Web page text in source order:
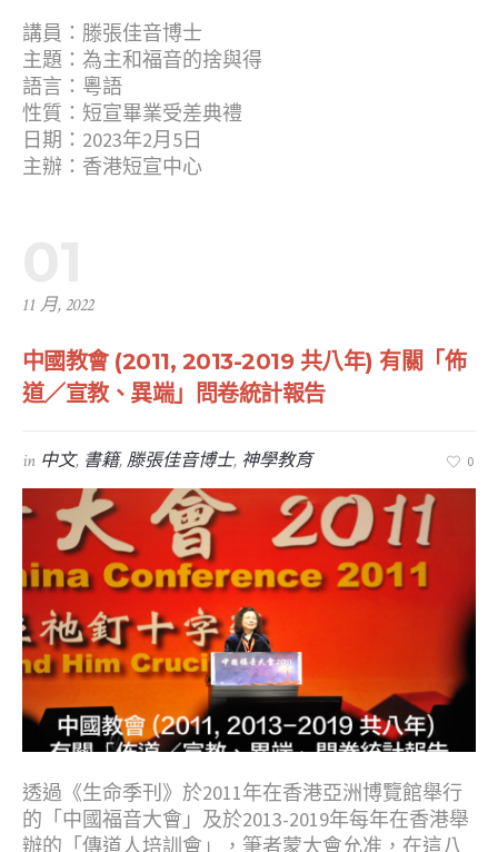
講員：滕張佳音博士
主題：為主和福音的捨與得
語言：粵語
性質：短宣畢業受差典禮
日期：2023年2月5日
主辦：香港短宣中心
11 月, 2022
中國教會 (2011, 2013-2019 共八年) 有關「佈
道／宣教、異端」問卷統計報告
in 中文, 書籍,滕張佳音博士, 神學教育 0
透過《生命季刊》於2011年在香港亞洲博覽館舉行
的「中國福音大會」及於2013-2019年每年在香港舉
辦的「傳道人培訓會」，筆者蒙大會允准，在這八